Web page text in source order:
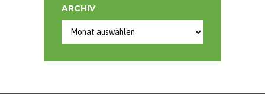
ARCHIV